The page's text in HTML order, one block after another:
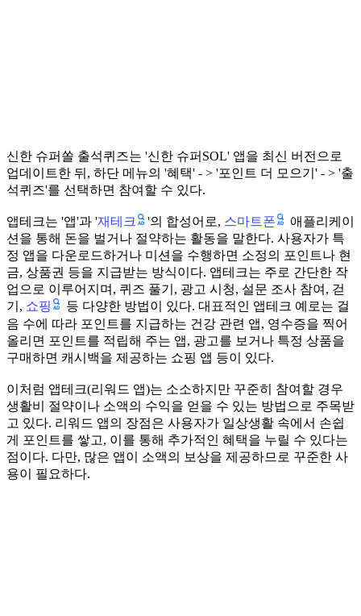
신한 슈퍼쏠 출석퀴즈는 '신한 슈퍼SOL' 앱을 최신 버전으로
업데이트한 뒤, 하단 메뉴의 '혜택' - > '포인트 더 모으기' - > '출
석퀴즈'를 선택하면 참여할 수 있다.
앱테크는 '앱'과 '재테크 '의 합성어로, 스마트폰
애플리케이
션을 통해 돈을 벌거나 절약하는 활동을 말한다. 사용자가 특
정 앱을 다운로드하거나 미션을 수행하면 소정의 포인트나 현
금, 상품권 등을 지급받는 방식이다. 앱테크는 주로 간단한 작
업으로 이루어지며, 퀴즈 풀기, 광고 시청, 설문 조사 참여, 걷
기, 쇼핑
등 다양한 방법이 있다. 대표적인 앱테크 예로는 걸
음 수에 따라 포인트를 지급하는 건강 관련 앱, 영수증을 찍어
올리면 포인트를 적립해 주는 앱, 광고를 보거나 특정 상품을
구매하면 캐시백을 제공하는 쇼핑 앱 등이 있다.
이처럼 앱테크(리워드 앱)는 소소하지만 꾸준히 참여할 경우
생활비 절약이나 소액의 수익을 얻을 수 있는 방법으로 주목받
고 있다. 리워드 앱의 장점은 사용자가 일상생활 속에서 손쉽
게 포인트를 쌓고, 이를 통해 추가적인 혜택을 누릴 수 있다는
점이다. 다만, 많은 앱이 소액의 보상을 제공하므로 꾸준한 사
용이 필요하다.